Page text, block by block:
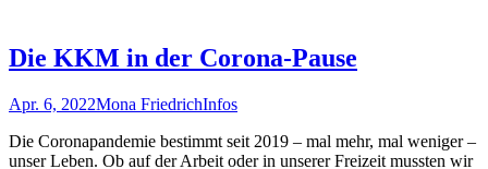
Die KKM in der Corona-Pause
Apr. 6, 2022Mona FriedrichInfos
Die Coronapandemie bestimmt seit 2019 – mal mehr, mal weniger –
unser Leben. Ob auf der Arbeit oder in unserer Freizeit mussten wir